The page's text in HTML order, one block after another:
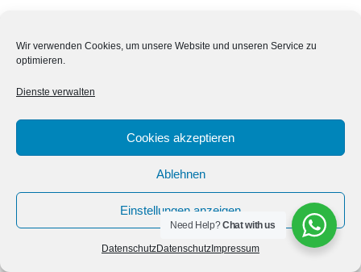
Wir verwenden Cookies, um unsere Website und unseren Service zu
optimieren.
Dienste verwalten
Cookies akzeptieren
Ablehnen
Einstellungen anzeigen
DatenschutzDatenschutz Impressum
Need Help?Chat with us